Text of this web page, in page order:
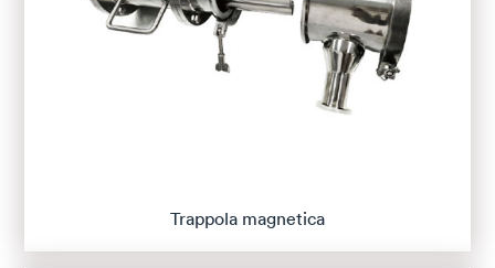
Trappola magnetica